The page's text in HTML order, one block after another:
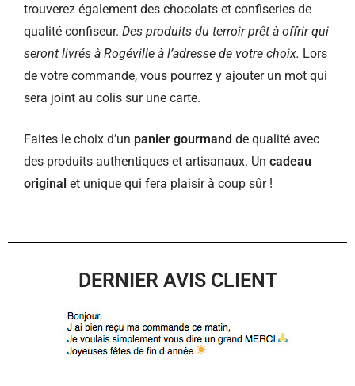
trouverez également des chocolats et confiseries de
qualité confiseur. Des produits du terroir prêt à offrir qui
seront livrés à Rogéville à l’adresse de votre choix. Lors
de votre commande, vous pourrez y ajouter un mot qui
sera joint au colis sur une carte.
Faites le choix d’un panier gourmand de qualité avec
des produits authentiques et artisanaux. Un cadeau
original et unique qui fera plaisir à coup sûr !
DERNIER AVIS CLIENT